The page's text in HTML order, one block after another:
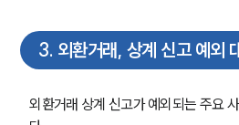
3. 외환거래, 상계 신고 예외
외환거래 상계 신고가 예외되는 주요